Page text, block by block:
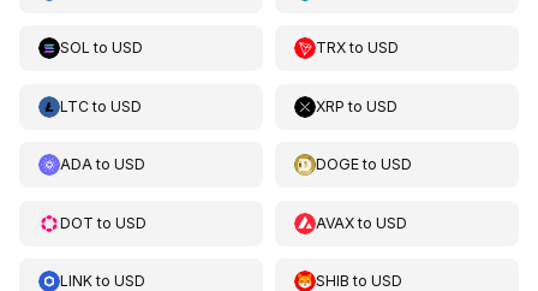
SOL to USD TRXtoUSD
LTCto USD XRP toUSD
ADAto USD DOGEtoUSD
DOT to USD AVAXtoUSD
LINKto USD SHIB toUSD